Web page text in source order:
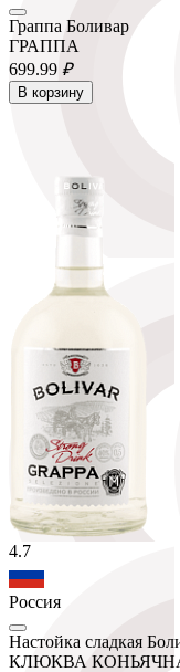
Граппа Боливар
ГРАППА
699.99 ₽
В корзину
4.7
Россия
Настойка сладкая
КЛЮКВА